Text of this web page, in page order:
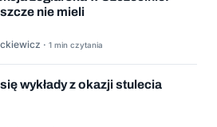
nie mieli
· 1 min czytania
wykłady z okazji stulecia